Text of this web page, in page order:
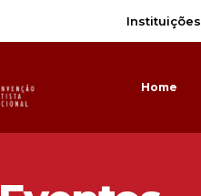
Instituições
Home